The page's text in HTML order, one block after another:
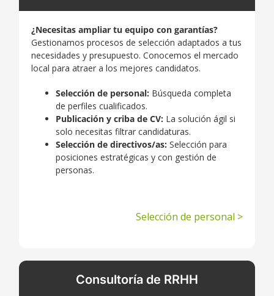
¿Necesitas ampliar tu equipo con garantías?
Gestionamos procesos de selección adaptados a tus
necesidades y presupuesto. Conocemos el mercado
local para atraer a los mejores candidatos.
Selección de personal: Búsqueda completa
de perfiles cualificados.
Publicación y criba de CV: La solución ágil si
solo necesitas filtrar candidaturas.
Selección de directivos/as: Selección para
posiciones estratégicas y con gestión de
personas.
Selección de personal >
Consultoría de RRHH